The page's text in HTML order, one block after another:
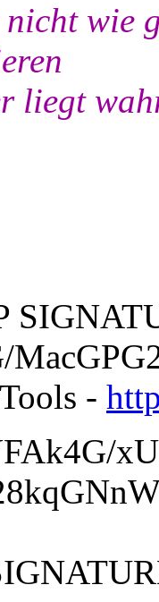
wie
liegt
-